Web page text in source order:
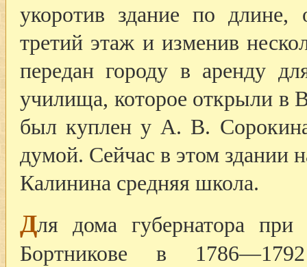
укоротив здание по длине,
третий этаж и изменив
передан городу в аренду
училища, которое открыли в
был куплен у А. В.
думой. Сейчас в этом здании
Калинина средняя школа.
Для дома губернатора при
Бортникове в